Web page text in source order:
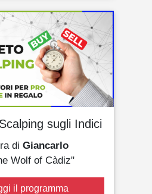
sugli Indici
di Giancarlo
Wolf of Càdiz"
il programma